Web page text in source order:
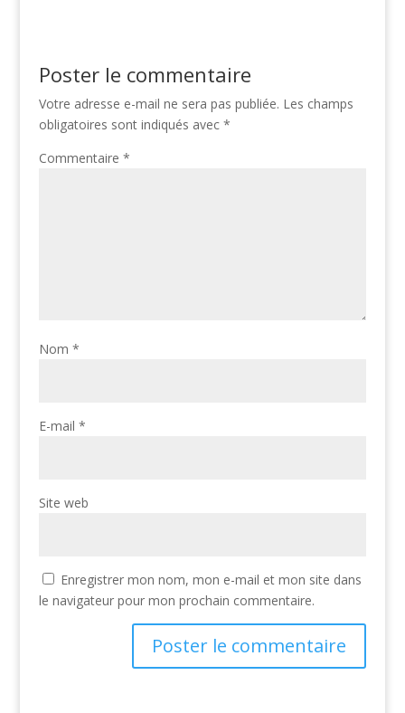
Poster le commentaire
Votre adresse e-mail ne sera pas publiée. Les champs
obligatoires sont indiqués avec *
Commentaire *
Nom *
E-mail *
Site web
Enregistrer mon nom, mon e-mail et mon site dans
le navigateur pour mon prochain commentaire.